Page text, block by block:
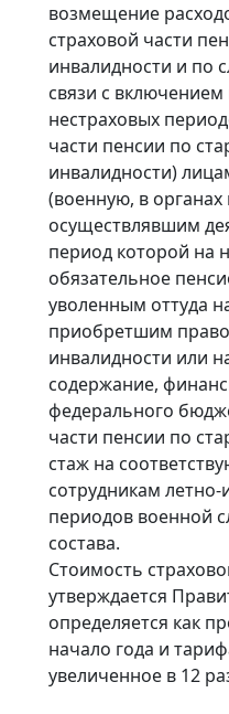
возмещение
страховой части
инвалидности и по
связи с включением
нестраховых
части пенсии по
инвалидности)
(военную, в
осуществлявшим
период которой на
обязательное
уволенным оттуда
приобретшим право
инвалидности или
содержание,
федерального
части пенсии по
стаж на
сотрудникам летно-
периодов военной
состава.
Стоимость
утверждается
определяется как
начало года и
увеличенное в 12